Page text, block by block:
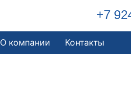
+7
О компании Контакты